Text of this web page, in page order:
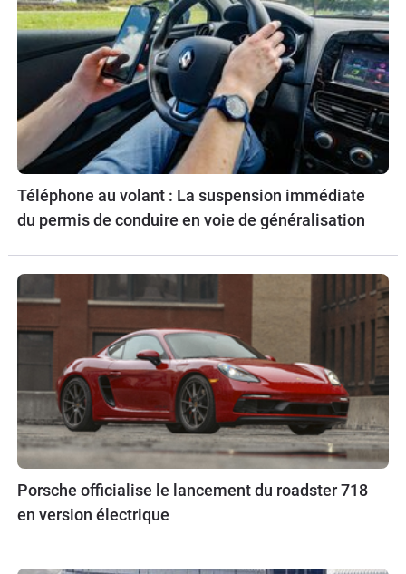
Téléphone au volant : La suspension immédiate
du permis de conduire en voie de généralisation
Porsche officialise le lancement du roadster 718
en version électrique